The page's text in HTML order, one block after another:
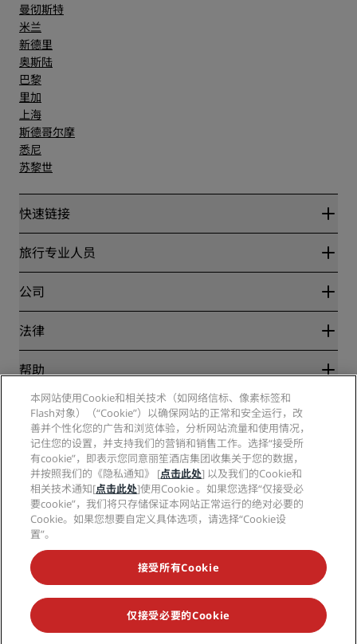
曼彻斯特
米兰
新德里
奥斯陆
巴黎
里加
上海
斯德哥尔摩
悉尼
苏黎世
快速链接
丽赏会
Blog
目的地
丽笙酒店集团APP
体育认证酒店
家庭友好型酒店
健康与安全
旅行专业人员
合作伙伴
公司
丽笙酒店集团
工作机会 RHG
工作机会 PPHE
工作机会 EHL
The Club by RHG
发展机会
责任经营
采购
法律
隐私中心
丽赏会条款和条件
网站使用协议
数字无障碍
现代奴隶制声明
帮助
消费者警示
联系方式
常见问题
网站地图
社交媒体
丽笙酒店集团品牌
不再错失我们最受欢迎的酒店优惠
本网站使用Cookie和相关技术（如网络信标、像素标签和
Flash对象）（“Cookie”）以确保网站的正常和安全运行，改
善并个性化您的广告和浏览体验，分析网站流量和使用情况，
记住您的设置，并支持我们的营销和销售工作。选择“接受所
有cookie”，即表示您同意丽笙酒店集团收集关于您的数据，
并按照我们的《隐私通知》 [点击此处] 以及我们的Cookie和
相关技术通知[点击此处]使用Cookie 。如果您选择“仅接受必
要cookie”，我们将只存储保证本网站正常运行的绝对必要的
Cookie。如果您想要自定义具体选项，请选择“Cookie设
置”。
接受所有Cookie
仅接受必要的Cookie